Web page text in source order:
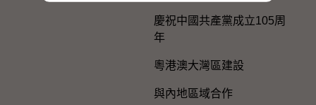
慶祝中國共產黨成立105周
年
粵港澳大灣區建設
與內地區域合作